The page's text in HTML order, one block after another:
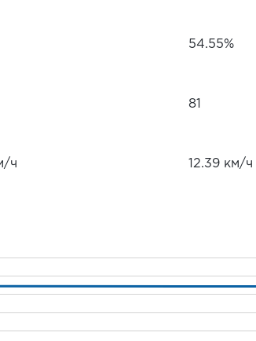
54.55%
81
ч 12.39 км/ч